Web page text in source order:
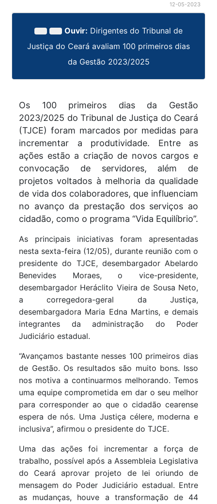
12-05-2023
Ouvir: Dirigentes do Tribunal de
Justiça do Ceará avaliam 100 primeiros dias
da Gestão 2023/2025
Os 100 primeiros dias da Gestão
2023/2025 do Tribunal de Justiça do Ceará
(TJCE) foram marcados por medidas para
incrementar a produtividade. Entre as
ações estão a criação de novos cargos e
convocação de servidores, além de
projetos voltados à melhoria da qualidade
de vida dos colaboradores, que influenciam
no avanço da prestação dos serviços ao
cidadão, como o programa “Vida Equilíbrio”.
As principais iniciativas foram apresentadas
nesta sexta-feira (12/05), durante reunião com o
presidente do TJCE, desembargador Abelardo
Benevides Moraes, o vice-presidente,
desembargador Heráclito Vieira de Sousa Neto,
a corregedora-geral da Justiça,
desembargadora Maria Edna Martins, e demais
integrantes da administração do Poder
Judiciário estadual.
“Avançamos bastante nesses 100 primeiros dias
de Gestão. Os resultados são muito bons. Isso
nos motiva a continuarmos melhorando. Temos
uma equipe comprometida em dar o seu melhor
para corresponder ao que o cidadão cearense
espera de nós. Uma Justiça célere, moderna e
inclusiva”, afirmou o presidente do TJCE.
Uma das ações foi incrementar a força de
trabalho, possível após a Assembleia Legislativa
do Ceará aprovar projeto de lei oriundo de
mensagem do Poder Judiciário estadual. Entre
as mudanças, houve a transformação de 44